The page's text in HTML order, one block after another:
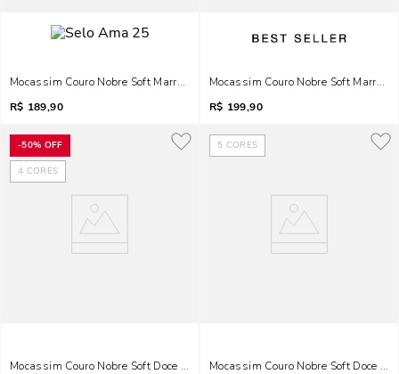
Mocassim Couro Nobre Soft Marrom Safari Bico Quadrado
R$ 189,90
Mocassim Couro Nobre Soft Marrom
R$ 199,90
-50% OFF
4 CORES
Mocassim Couro Nobre Soft Doce De Leite
5 CORES
Mocassim Couro Nobre Soft Doce De